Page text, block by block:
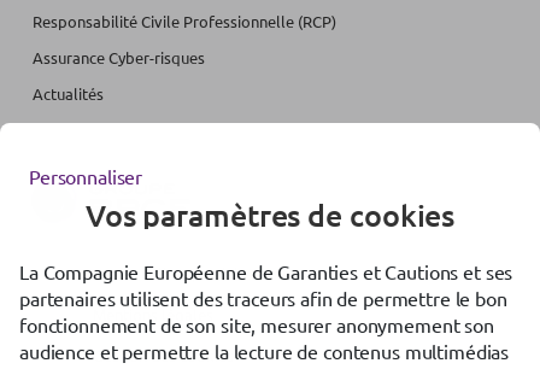
Responsabilité Civile Professionnelle (RCP)
Assurance Cyber-risques
Actualités
Accessibilité : partiellement conforme
Mentions légales
Gestion des cookies
Personnaliser
Vos paramètres de cookies
La Compagnie Européenne de Garanties et Cautions et ses
partenaires utilisent des traceurs afin de permettre le bon
fonctionnement de son site, mesurer anonymement son
audience et permettre la lecture de contenus multimédias